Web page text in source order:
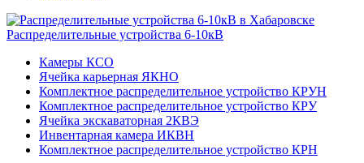
Распределительные устройства 6-10кВ
Камеры КСО
Ячейка карьерная ЯКНО
Комплектное распределительное устройство КРУН
Комплектное распределительное устройство КРУ
Ячейка экскаваторная 2КВЭ
Инвентарная камера ИКВН
Комплектное распределительное устройство КРН